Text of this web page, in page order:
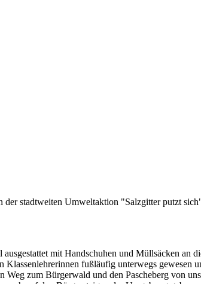
stadtweiten Umweltaktion "Salzgitter putzt
mit Handschuhen und Müllsäcken an
fußläufig unterwegs gewesen
zum Bürgerwald und den Pascheberg von